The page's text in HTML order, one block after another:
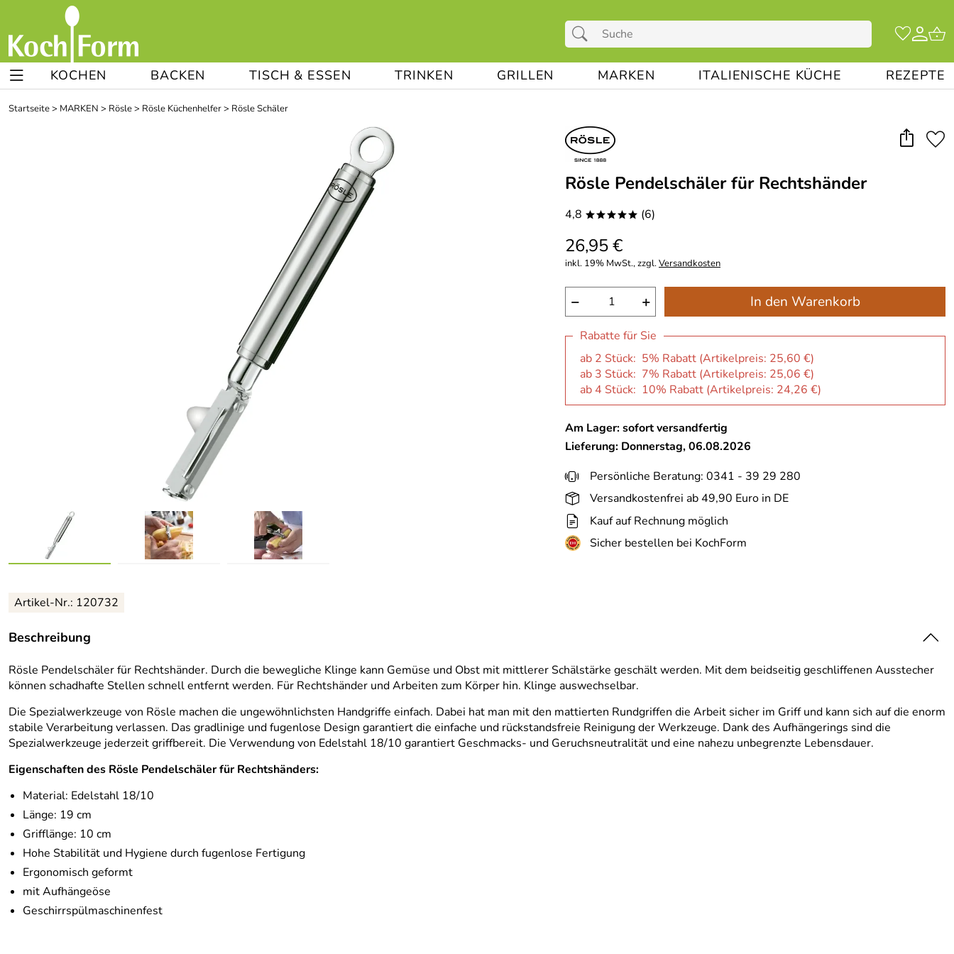
KOCHEN BACKEN TISCH & ESSEN TRINKEN GRILLEN MARKEN ITALIENISCHE KÜCHE REZEPTE
Startseite> MARKEN > Rösle> Rösle Küchenhelfer> Rösle Schäler
Rösle Pendelschäler für Rechtshänder
4,8 ***** (6)
26,95 €
inkl. 19% MwSt., zzgl.Versandkosten
− + In den Warenkorb
Rabatte für Sie
ab 2 Stück: 5% Rabatt (Artikelpreis: 25,60 €)
ab 3 Stück: 7% Rabatt (Artikelpreis: 25,06 €)
ab 4 Stück: 10% Rabatt (Artikelpreis: 24,26 €)
Am Lager: sofort versandfertig
Lieferung: Donnerstag, 06.08.2026
Persönliche Beratung: 0341 - 39 29 280
Versandkostenfrei ab 49,90 Euro in DE
Kauf auf Rechnung möglich
Sicher bestellen bei KochForm
Artikel-Nr.: 120732
Beschreibung
Rösle Pendelschäler für Rechtshänder. Durch die bewegliche Klinge kann Gemüse und Obst mit mittlerer Schälstärke geschält werden. Mit dem beidseitig geschliffenen Ausstecher
können schadhafte Stellen schnell entfernt werden. Für Rechtshänder und Arbeiten zum Körper hin. Klinge auswechselbar.
Die Spezialwerkzeuge von Rösle machen die ungewöhnlichsten Handgriffe einfach. Dabei hat man mit den mattierten Rundgriffen die Arbeit sicher im Griff und kann sich auf die enorm
stabile Verarbeitung verlassen. Das gradlinige und fugenlose Design garantiert die einfache und rückstandsfreie Reinigung der Werkzeuge. Dank des Aufhängerings sind die
Spezialwerkzeuge jederzeit griffbereit. Die Verwendung von Edelstahl 18/10 garantiert Geschmacks- und Geruchsneutralität und eine nahezu unbegrenzte Lebensdauer.
Eigenschaften des Rösle Pendelschäler für Rechtshänders:
Material: Edelstahl 18/10
Länge: 19 cm
Grifflänge: 10 cm
Hohe Stabilität und Hygiene durch fugenlose Fertigung
Ergonomisch geformt
mit Aufhängeöse
Geschirrspülmaschinenfest